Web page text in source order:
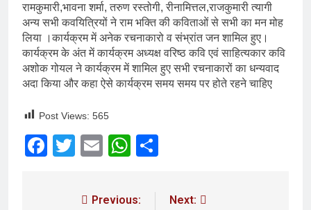
रामकुमारी,भावना शर्मा, तरुण रस्तोगी, रीनामित्तल,राजकुमारी त्यागी
अन्य सभी कवयित्रियों ने राम भक्ति की कविताओं से सभी का मन मोह
लिया ।कार्यक्रम में अनेक रचनाकारो व संभ्रांत जन शामिल हुए।
कार्यक्रम के अंत में कार्यक्रम अध्यक्ष वरिष्ठ कवि एवं साहित्यकार कवि
अशोक गोयल ने कार्यक्रम में शामिल हुए सभी रचनाकारों का धन्यवाद
अदा किया और कहा ऐसे कार्यक्रम समय समय पर होते रहने चाहिए
Post Views: 565
Facebook
Twitter
EmailWhatsApp
Previous:
Next: